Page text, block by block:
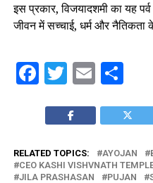
इस प्रकार, विजयादशमी का यह
जीवन में सच्चाई, धर्म और नैतिकता
Facebook
Twitter
Email
RELATED TOPICS: AYOJAN
CEO KASHI VISHVNATH
JILA PRASHASAN
PUJAN